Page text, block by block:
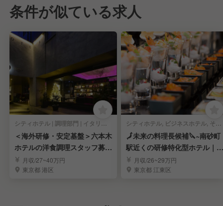
条件が似ている求人
シティホテル | 調理部門 | イタリアン, フレンチ | 料理長・料理長候補
＜海外研修・安定基盤＞六本木
ホテルの洋食調理スタッフ募
集！！！
月収/27~40万円
東京都 港区
シティホテル, ビジネスホテル, その他ホテル | 調理部門 | 料理長・料理長候補
🗾未来の料理長候補🔪~南砂町
駅近くの研修特化型ホテル｜残
業代別
月収/26~29万円
東京都 江東区